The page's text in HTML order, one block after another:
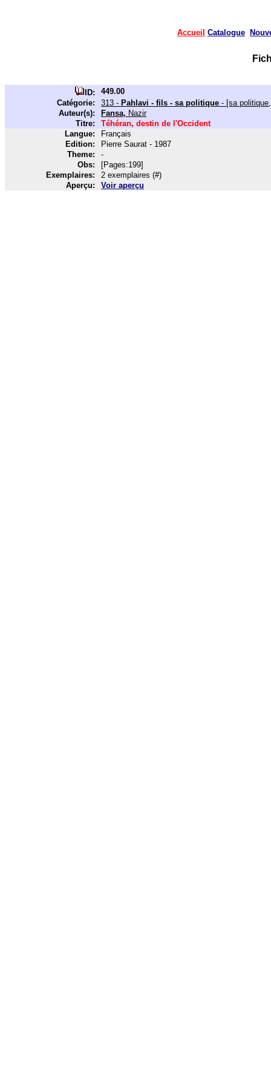
Accueil Catalogue
ID:
449.00
Catégorie:
313 - Pahlavi - fils - sa politique - [sa
Auteur(s):
Fansa, Nazir
Titre:
Téhéran, destin de l'Occident
Langue:
Français
Edition:
Pierre Saurat - 1987
Theme:
-
Obs:
[Pages:199]
Exemplaires:
2 exemplaires (#)
Aperçu:
Voir aperçu